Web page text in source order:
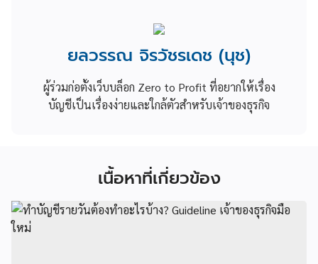
ยลวรรณ จิรวัชรเดช (นุช)
ผู้ร่วมก่อตั้งเว็บบล็อก Zero to Profit ที่อยากให้เรื่อง
บัญชีเป็นเรื่องง่ายและใกล้ตัวสำหรับเจ้าของธุรกิจ
เนื้อหาที่เกี่ยวข้อง